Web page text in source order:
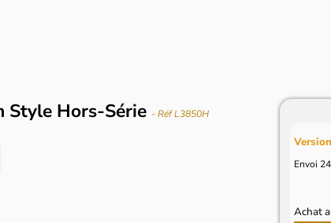
Style Hors-Série - Réf L3850H
Envoi
Achat